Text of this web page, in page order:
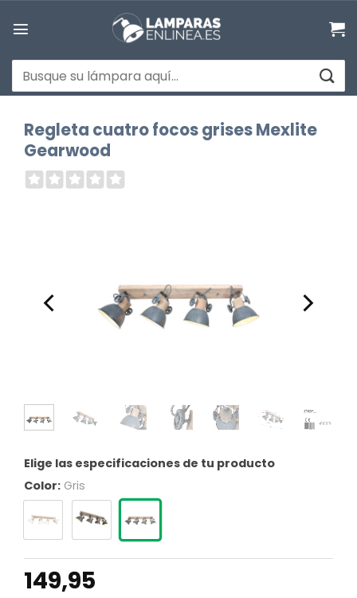
Buscar
por:
Regleta cuatro focos grises Mexlite
Gearwood
Elige las especificaciones de tu producto
Color: Gris
149,95